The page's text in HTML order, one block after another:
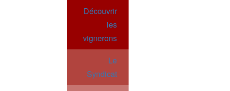
Découvrir
les
vignerons
Le
Syndicat